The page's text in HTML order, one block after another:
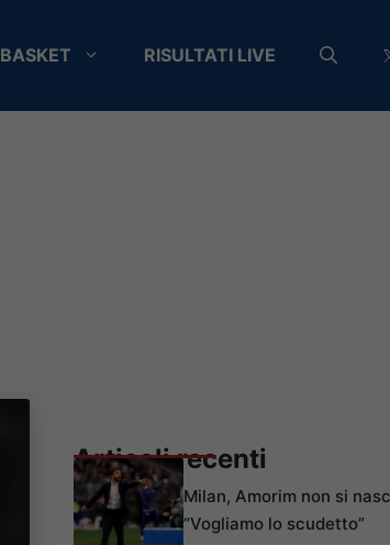
BASKET RISULTATI LIVE
Articoli recenti
Milan, Amorim non si
“Vogliamo lo scudetto”